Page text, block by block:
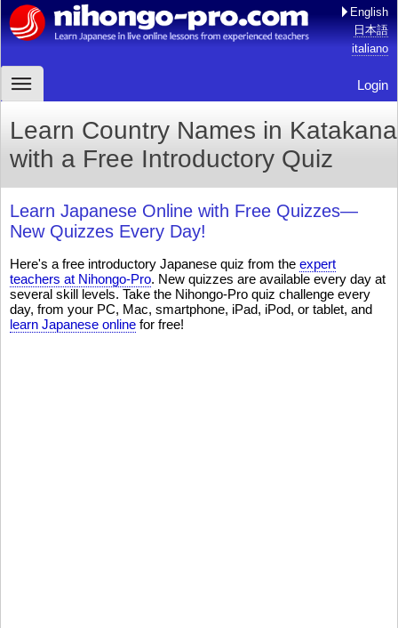
English
日本語
italiano
Login
Learn Country Names in Katakana
with a Free Introductory Quiz
Learn Japanese Online with Free Quizzes—
New Quizzes Every Day!
Here's a free introductory Japanese quiz from the expert
teachers at Nihongo-Pro. New quizzes are available every day at
several skill levels. Take the Nihongo-Pro quiz challenge every
day, from your PC, Mac, smartphone, iPad, iPod, or tablet, and
learn Japanese online for free!